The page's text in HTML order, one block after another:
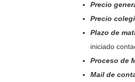
Precio
Precio
Plazo de
iniciado
Proceso de
Mail de